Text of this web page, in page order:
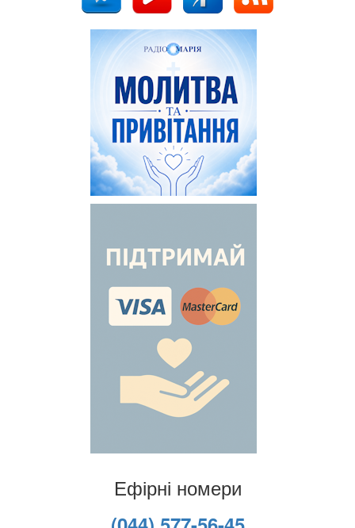
Ефірні номери